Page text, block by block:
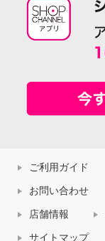
ご利用ガイド
お問い合わせ
店舗情報
サイトマップ